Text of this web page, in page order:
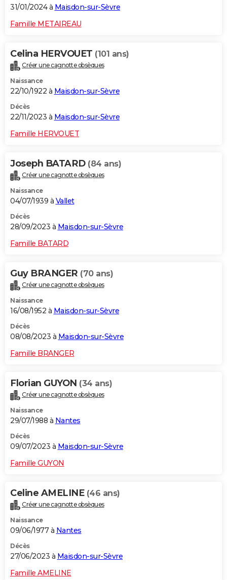
31/01/2024 à Maisdon-sur-Sèvre
Famille METAIREAU
Celina HERVOUET (101 ans)
Créer une cagnotte obsèques
Naissance
22/10/1922 à Maisdon-sur-Sèvre
Décès
22/11/2023 à Maisdon-sur-Sèvre
Famille HERVOUET
Joseph BATARD (84 ans)
Créer une cagnotte obsèques
Naissance
04/07/1939 à Vallet
Décès
28/09/2023 à Maisdon-sur-Sèvre
Famille BATARD
Guy BRANGER (70 ans)
Créer une cagnotte obsèques
Naissance
16/08/1952 à Maisdon-sur-Sèvre
Décès
08/08/2023 à Maisdon-sur-Sèvre
Famille BRANGER
Florian GUYON (34 ans)
Créer une cagnotte obsèques
Naissance
29/07/1988 à Nantes
Décès
09/07/2023 à Maisdon-sur-Sèvre
Famille GUYON
Celine AMELINE (46 ans)
Créer une cagnotte obsèques
Naissance
09/06/1977 à Nantes
Décès
27/06/2023 à Maisdon-sur-Sèvre
Famille AMELINE